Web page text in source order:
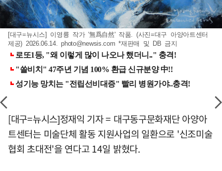
[대구=뉴시스] 이영륭 작가 '無爲自然' 작품. (사진=대구 아양아트센터
제공) 2026.06.14.photo@newsis.com *재판매 및 DB 금지
[대구=뉴시스]정재익 기자 = 대구동구문화재단 아양아
트센터는 미술단체 활동 지원사업의 일환으로 '신조미술
협회 초대전'을 연다고 14일 밝혔다.